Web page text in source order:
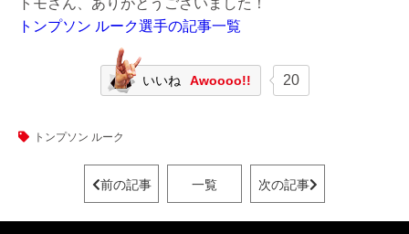
トンプソン ルーク選手の記事一覧
いいね Awoooo!! 20
トンプソン ルーク
前の記事 一覧 次の記事